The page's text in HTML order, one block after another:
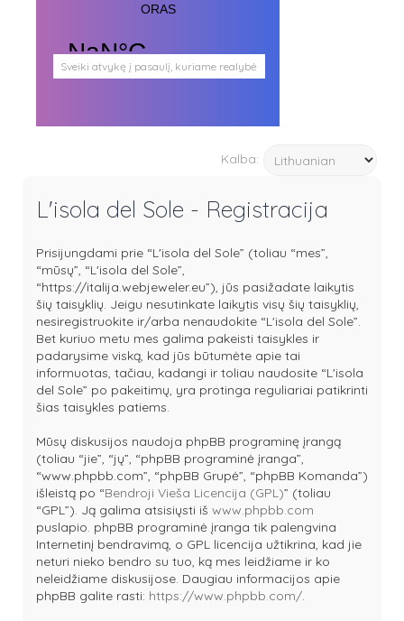
Sveiki atvykę į pasaulį, kuriame realybė
persipina su mistika. Pasaulį, kuris
Ištikimųjų būstinė
Kalba:
L'isola del Sole - Registracija
Prisijungdami prie “L'isola del Sole” (toliau “mes”,
“mūsų”, “L'isola del Sole”,
“https://italija.webjeweler.eu”), jūs pasižadate laikytis
šių taisyklių. Jeigu nesutinkate laikytis visų šių taisyklių,
nesiregistruokite ir/arba nenaudokite “L'isola del Sole”.
Bet kuriuo metu mes galima pakeisti taisykles ir
padarysime viską, kad jūs būtumėte apie tai
informuotas, tačiau, kadangi ir toliau naudosite “L'isola
del Sole” po pakeitimų, yra protinga reguliariai patikrinti
šias taisykles patiems.
Mūsų diskusijos naudoja phpBB programinę įrangą
(toliau “jie”, “jų”, “phpBB programinė įranga”,
“www.phpbb.com”, “phpBB Grupė”, “phpBB Komanda”)
išleistą po “Bendroji Vieša Licencija (GPL)” (toliau
“GPL”). Ją galima atsisiųsti iš www.phpbb.com
puslapio. phpBB programinė įranga tik palengvina
Internetinį bendravimą, o GPL licencija užtikrina, kad jie
neturi nieko bendro su tuo, ką mes leidžiame ir ko
neleidžiame diskusijose. Daugiau informacijos apie
phpBB galite rasti: https://www.phpbb.com/.